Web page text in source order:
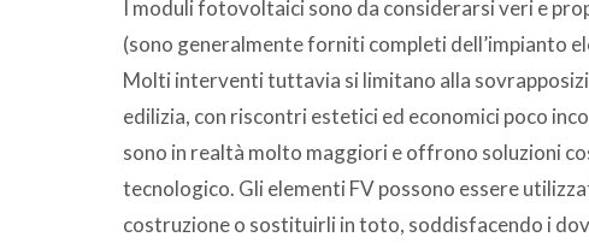
I moduli fotovoltaici sono da considerarsi veri e
(sono generalmente forniti completi dell’impianto
Molti interventi tuttavia si limitano alla
edilizia, con riscontri estetici ed economici poco
sono in realtà molto maggiori e offrono soluzioni
tecnologico. Gli elementi FV possono essere
costruzione o sostituirli in toto, soddisfacendo i